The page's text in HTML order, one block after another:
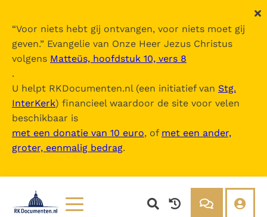
“Voor niets hebt gij ontvangen, voor niets moet gij
geven.” Evangelie van Onze Heer Jezus Christus
volgens Matteüs, hoofdstuk 10, vers 8
.
U helpt RKDocumenten.nl (een initiatief van Stg.
InterKerk) financieel waardoor de site voor velen
beschikbaar is
met een donatie van 10 euro, of met een ander,
groter, eenmalig bedrag.